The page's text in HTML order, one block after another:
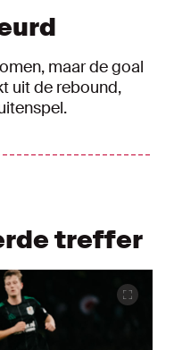
maar de goal
uit de rebound,
treffer